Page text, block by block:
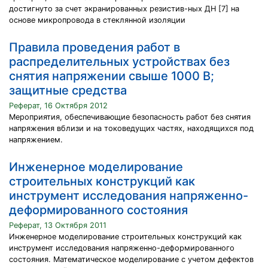
достигнуто за счет экранированных резистив-ных ДН [7] на
основе микропровода в стеклянной изоляции
Правила проведения работ в
распределительных устройствах без
снятия напряжении свыше 1000 В;
защитные средства
Реферат, 16 Октября 2012
Мероприятия, обеспечивающие безопасность работ без снятия
напряжения вблизи и на токоведущих частях, находящихся под
напряжением.
Инженерное моделирование
строительных конструкций как
инструмент исследования напряженно-
деформированного состояния
Реферат, 13 Октября 2011
Инженерное моделирование строительных конструкций как
инструмент исследования напряженно-деформированного
состояния. Математическое моделирование с учетом дефектов